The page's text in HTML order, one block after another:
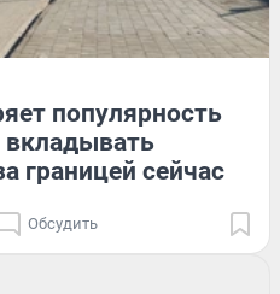
популярность
вкладывать
границей сейчас
Обсудить